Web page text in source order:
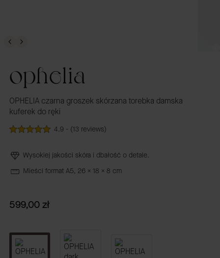
ophelia
OPHELIA czarna groszek skórzana torebka damska
kuferek do ręki
4.9 - (13 reviews)
Wysokiej jakości skóra i dbałość o detale.
Mieści format A5, 26 x 18 x 8 cm
Cena
599,00 zł